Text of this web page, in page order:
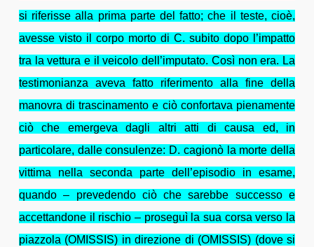
si riferisse alla prima parte del fatto; che il teste, cioè,
avesse visto il corpo morto di C. subito dopo l’impatto
tra la vettura e il veicolo dell’imputato. Così non era. La
testimonianza aveva fatto riferimento alla fine della
manovra di trascinamento e ciò confortava pienamente
ciò che emergeva dagli altri atti di causa ed, in
particolare, dalle consulenze: D. cagionò la morte della
vittima nella seconda parte dell’episodio in esame,
quando – prevedendo ciò che sarebbe successo e
accettandone il rischio – proseguì la sua corsa verso la
piazzola (OMISSIS) in direzione di (OMISSIS) (dove si